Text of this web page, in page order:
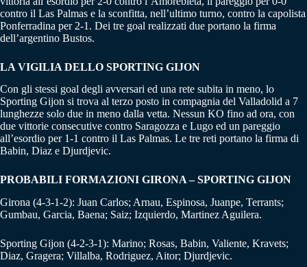
contro il Las Palmas e la sconfitta, nell’ultimo turno, contro la capolista
Ponferradina per 2-1. Dei tre goal realizzati due portano la firma
dell’argentino Bustos.
LA VIGILIA DELLO SPORTING GIJON
Con gli stessi goal degli avversari ed una rete subita in meno, lo
Sporting Gijon si trova al terzo posto in compagnia del Valladolid a 7
lunghezze solo due in meno dalla vetta. Nessun KO fino ad ora, con
due vittorie consecutive contro Saragozza e Lugo ed un pareggio
all’esordio per 1-1 contro il Las Palmas. Le tre reti portano la firma di
Babin, Diaz e Djurdjevic.
PROBABILI FORMAZIONI GIRONA – SPORTING GIJON
Girona (4-3-1-2): Juan Carlos; Arnau, Espinosa, Juanpe, Terrants;
Gumbau, Garcia, Baena; Saiz; Izquierdo, Martinez Aguilera.
Sporting Gijon (4-2-3-1): Marino; Rosas, Babin, Valiente, Kravets;
Diaz, Gragera; Villalba, Rodriguez, Aitor; Djurdjevic.